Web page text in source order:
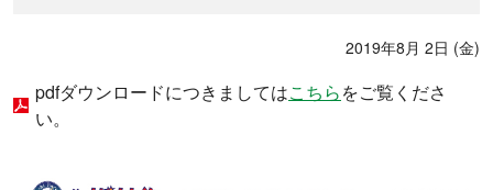
2019年8月 2日 (金)
pdfダウンロードにつきましてはこちらをご覧くださ
い。